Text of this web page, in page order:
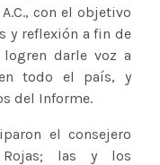
con el objetivo
y reflexión a fin de
logren darle voz a
todo el país, y
del Informe.
el consejero
Rojas; las y los